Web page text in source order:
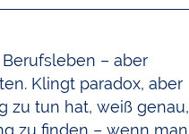
– aber
Klingt paradox, aber
zu tun hat, weiß genau,
zu finden – wenn man